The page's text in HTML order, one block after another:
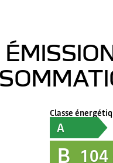
Classe
A
B 104